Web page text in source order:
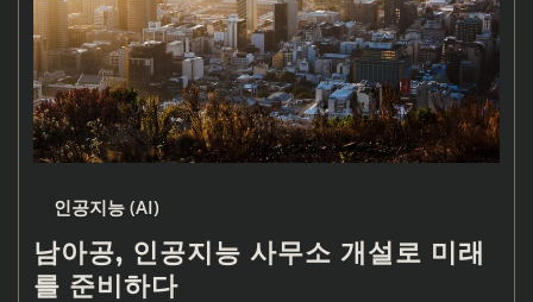
인공지능 (AI)
남아공, 인공지능 사무소 개설로 미래
를 준비하다